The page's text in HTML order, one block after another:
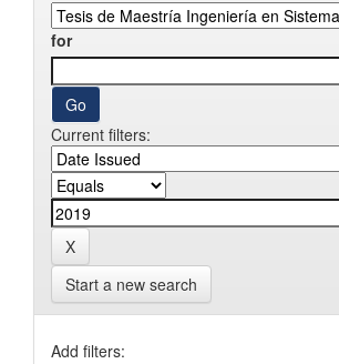
for
Current filters:
Start a new search
Add filters: